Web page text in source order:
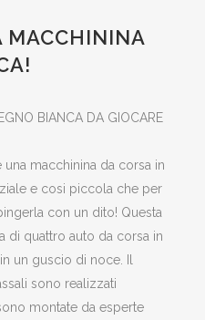
MACCHININA
BIANCA DA GIOCARE
macchinina da corsa in
e cosi piccola che per
con un dito! Questa
di quattro auto da corsa in
un guscio di noce. Il
sono realizzati
montate da esperte